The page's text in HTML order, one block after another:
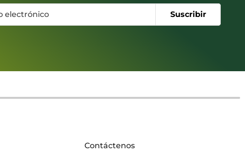
Suscribir
Contáctenos